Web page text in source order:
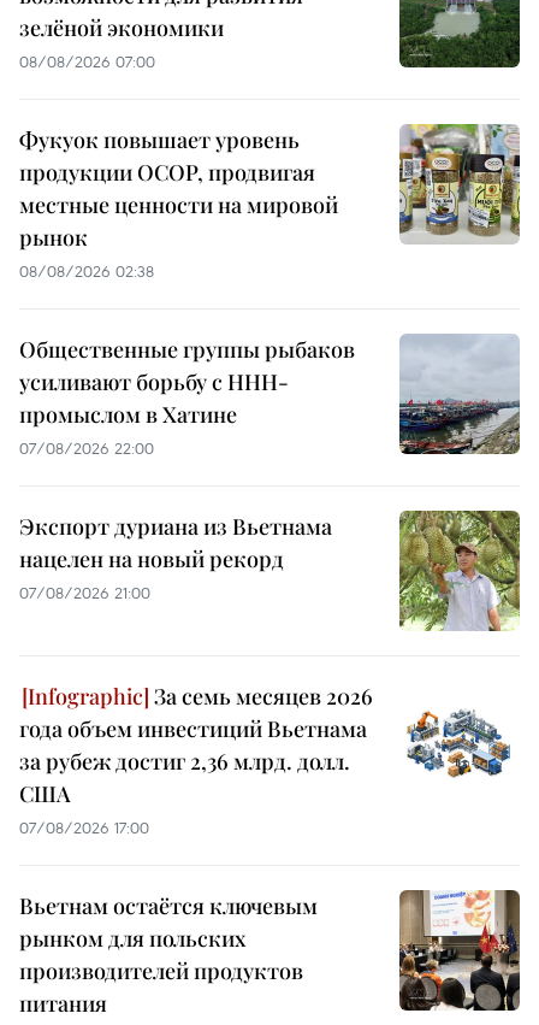
зелёной экономики
08/08/2026 07:00
Фукуок повышает уровень
продукции OCOP, продвигая
местные ценности на мировой
рынок
08/08/2026 02:38
Общественные группы рыбаков
усиливают борьбу с ННН-
промыслом в Хатине
07/08/2026 22:00
Экспорт дуриана из Вьетнама
нацелен на новый рекорд
07/08/2026 21:00
За семь месяцев 2026
года объем инвестиций Вьетнама
за рубеж достиг 2,36 млрд. долл.
США
07/08/2026 17:00
Вьетнам остаётся ключевым
рынком для польских
производителей продуктов
питания